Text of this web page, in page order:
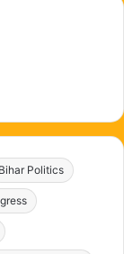
Bihar Politics